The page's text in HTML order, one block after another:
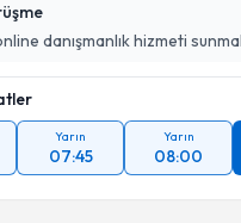
danışmanlık hizmeti
Yarın
07:45
Yarın
08:00